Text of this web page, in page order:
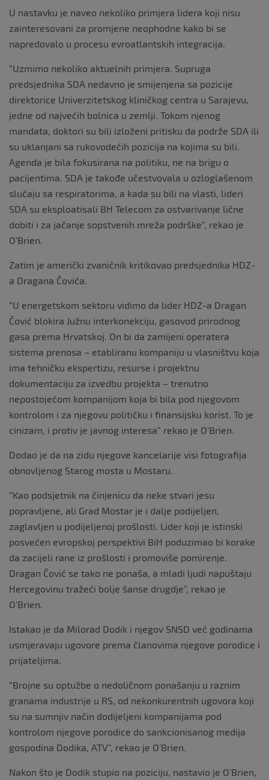
U nastavku je naveo nekoliko primjera lidera koji nisu
zainteresovani za promjene neophodne kako bi se
napredovalo u procesu evroatlantskih integracija.
“Uzmimo nekoliko aktuelnih primjera. Supruga
predsjednika SDA nedavno je smijenjena sa pozicije
direktorice Univerzitetskog kliničkog centra u Sarajevu,
jedne od najvećih bolnica u zemlji. Tokom njenog
mandata, doktori su bili izloženi pritisku da podrže SDA ili
su uklanjani sa rukovodećih pozicija na kojima su bili.
Agenda je bila fokusirana na politiku, ne na brigu o
pacijentima. SDA je takođe učestvovala u ozloglašenom
slučaju sa respiratorima, a kada su bili na vlasti, lideri
SDA su eksploatisali BH Telecom za ostvarivanje lične
dobiti i za jačanje sopstvenih mreža podrške”, rekao je
O’Brien.
Zatim je američki zvaničnik kritikovao predsjednika HDZ-
a Dragana Čovića.
“U energetskom sektoru vidimo da lider HDZ-a Dragan
Čović blokira Južnu interkonekciju, gasovod prirodnog
gasa prema Hrvatskoj. On bi da zamijeni operatera
sistema prenosa – etabliranu kompaniju u vlasništvu koja
ima tehničku ekspertizu, resurse i projektnu
dokumentaciju za izvedbu projekta – trenutno
nepostojećom kompanijom koja bi bila pod njegovom
kontrolom i za njegovu političku i finansijsku korist. To je
cinizam, i protiv je javnog interesa” rekao je O’Brien.
Dodao je da na zidu njegove kancelarije visi fotografija
obnovljenog Starog mosta u Mostaru.
“Kao podsjetnik na činjenicu da neke stvari jesu
popravljene, ali Grad Mostar je i dalje podijeljen,
zaglavljen u podijeljenoj prošlosti. Lider koji je istinski
posvećen evropskoj perspektivi BiH poduzimao bi korake
da zacijeli rane iz prošlosti i promoviše pomirenje.
Dragan Čović se tako ne ponaša, a mladi ljudi napuštaju
Hercegovinu tražeći bolje šanse drugdje”, rekao je
O’Brien.
Istakao je da Milorad Dodik i njegov SNSD već godinama
usmjeravaju ugovore prema članovima njegove porodice i
prijateljima.
“Brojne su optužbe o nedoličnom ponašanju u raznim
granama industrije u RS, od nekonkurentnih ugovora koji
su na sumnjiv način dodijeljeni kompanijama pod
kontrolom njegove porodice do sankcionisanog medija
gospodina Dodika, ATV”, rekao je O’Brien.
Nakon što je Dodik stupio na poziciju, nastavio je O’Brien,